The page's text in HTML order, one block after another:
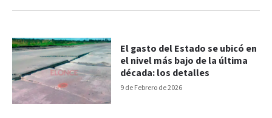
9 de Febrero de 2026
El gasto del Estado se ubicó en
el nivel más bajo de la última
década: los detalles